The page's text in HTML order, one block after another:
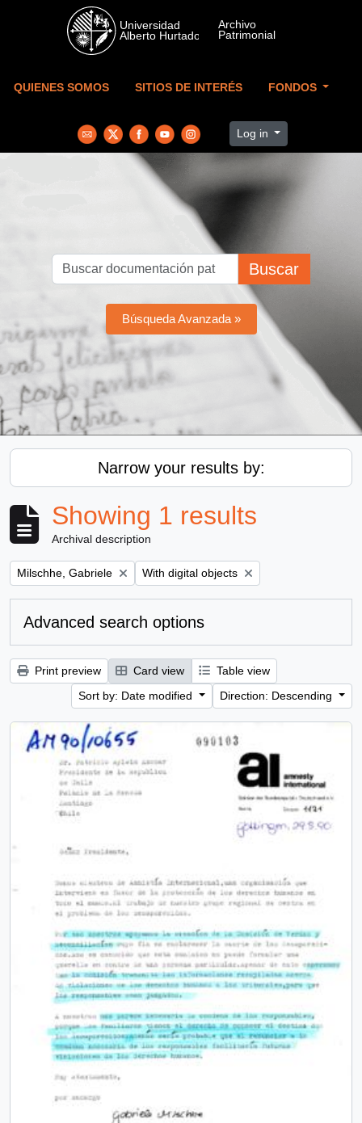
Skip to main content
QUIENES SOMOS SITIOS DE INTERÉS FONDOS
Log in
Buscar
Búsqueda Avanzada »
Narrow your results by:
Showing 1 results
Archival description
Remove filter:
Milschhe, Gabriele Remove filter:
With digital objects
Advanced search options
Print preview Card view
Table view
Sort by: Date modified
Direction: Descending